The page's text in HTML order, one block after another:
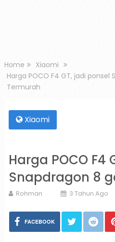
Home
Xiaomi
Harga POCO F4 GT, jadi ponsel
Termurah
Xiaomi
Harga POCO F4
Snapdragon 8
Rohman 3 Tahun Ago
FACEBOOK